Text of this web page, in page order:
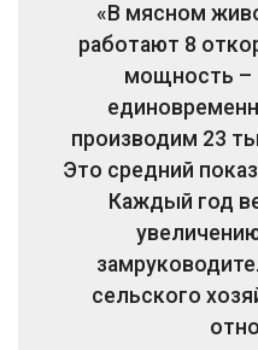
«В мясном
работают 8
мощность –
производим 23
Это средний
Каждый год
сельского